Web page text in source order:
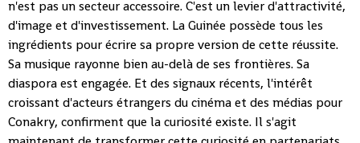
n'est pas un secteur accessoire. C'est un levier d'attractivité,
d'image et d'investissement. La Guinée possède tous les
ingrédients pour écrire sa propre version de cette réussite.
Sa musique rayonne bien au-delà de ses frontières. Sa
diaspora est engagée. Et des signaux récents, l'intérêt
croissant d'acteurs étrangers du cinéma et des médias pour
Conakry, confirment que la curiosité existe. Il s'agit